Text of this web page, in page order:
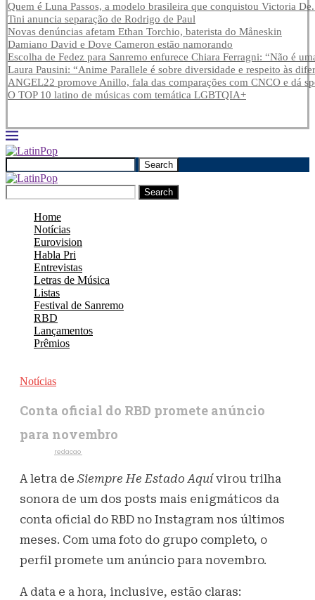
Quem é Luna Passos, a modelo brasileira que conquistou Victoria
Tini anuncia separação de Rodrigo de Paul
Novas denúncias afetam Ethan Torchio, baterista do Måneskin
Damiano David e Dove Cameron estão namorando
Escolha de Fedez para Sanremo enfurece Chiara Ferragni: “Não é
Laura Pausini: “Anime Parallele é sobre diversidade e respeito às
ANGEL22 promove Anillo, fala das comparações com CNCO e dá
O TOP 10 latino de músicas com temática LGBTQIA+
Search
Search
Home
Notícias
Eurovision
Habla Pri
Entrevistas
Letras de Música
Listas
Festival de Sanremo
RBD
Lançamentos
Prêmios
Notícias
Conta oficial do RBD promete anúncio
para novembro
redacao
A letra de Siempre He Estado Aquívirou trilha
sonora de um dos posts mais enigmáticos da
conta oficial do RBD no Instagram nos últimos
meses. Com uma foto do grupo completo, o
perfil promete um anúncio para novembro.
A data e a hora, inclusive, estão claras: